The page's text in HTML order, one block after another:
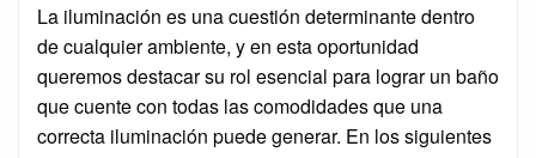
La iluminación es una cuestión determinante dentro
de cualquier ambiente, y en esta oportunidad
queremos destacar su rol esencial para lograr un baño
que cuente con todas las comodidades que una
correcta iluminación puede generar. En los siguientes